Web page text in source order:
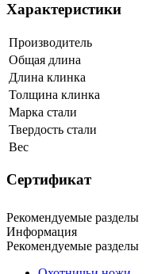
Характеристики
Производитель
Общая длина
Длина клинка
Толщина клинка
Марка стали
Твердость стали
Вес
Сертификат
Рекомендуемые разделы
Информация
Рекомендуемые разделы